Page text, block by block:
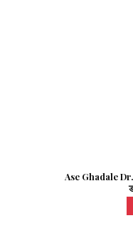
Ase Ghadale